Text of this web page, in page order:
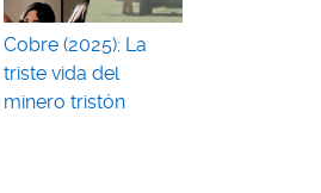
Cobre (2025): La
triste vida del
minero tristón